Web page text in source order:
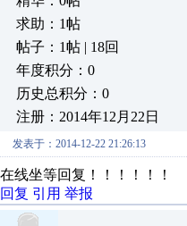
求助：1帖
帖子：1帖 | 18回
年度积分：0
历史总积分：0
注册：2014年12月22日
发表于：2014-12-22 21:26:13
在线坐等回复！！！！！！
回复 引用 举报